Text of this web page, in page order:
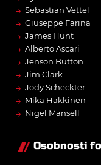
→ Sebastian Vettel
→ Giuseppe Farina
→ James Hunt
→ Alberto Ascari
→ Jenson Button
→ Jim Clark
→ Jody Scheckter
→ Mika Häkkinen
→ Nigel Mansell
Osobnosti